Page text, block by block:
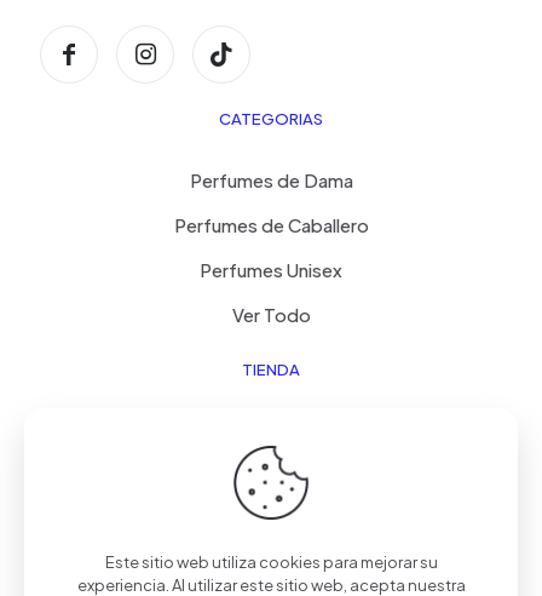
CATEGORIAS
Perfumes de Dama
Perfumes de Caballero
Perfumes Unisex
Ver Todo
TIENDA
Lista de deseos
Contacto
Este sitio web utiliza cookies para mejorar su
experiencia. Al utilizar este sitio web, acepta nuestra